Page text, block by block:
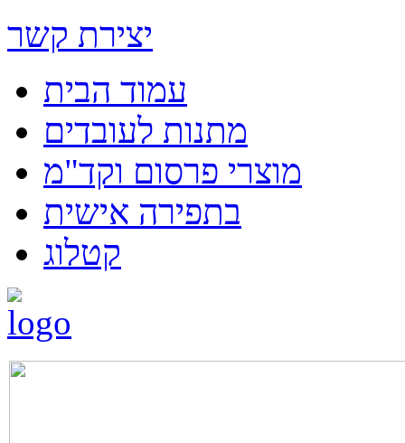
יצירת קשר
עמוד הבית
מתנות לעובדים
מוצרי פרסום וקד"מ
בתפירה אישית
קטלוג